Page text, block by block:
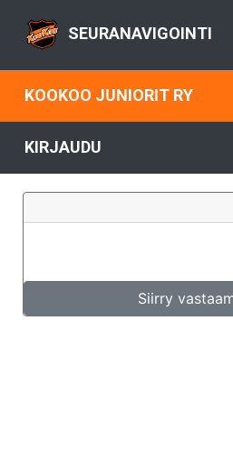
SEURANAVIGOINTI
KOOKOO JUNIORIT RY
KIRJAUDU